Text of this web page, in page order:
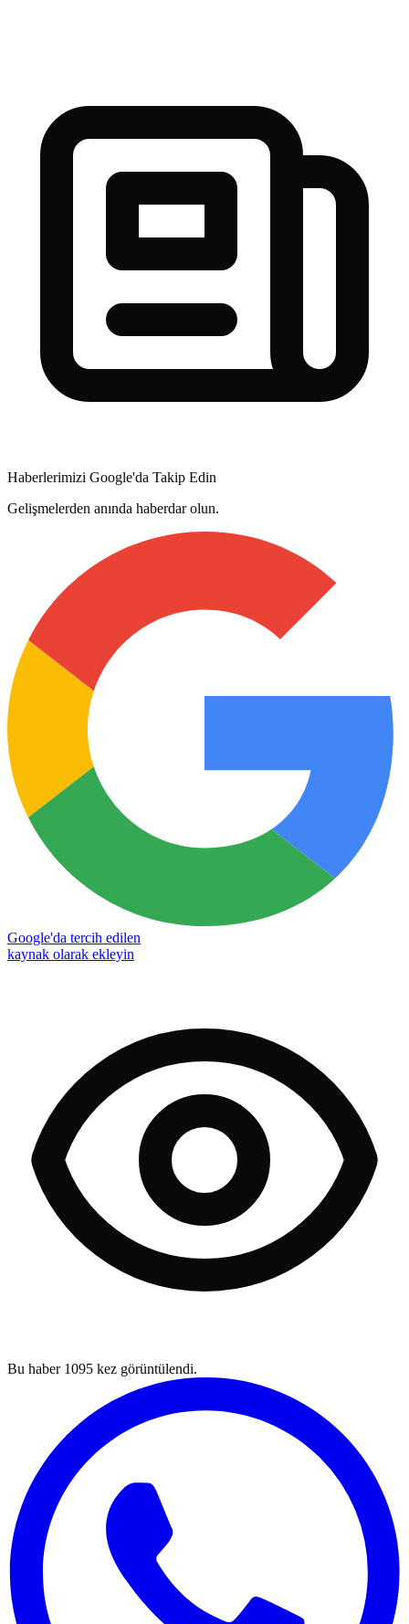
Haberlerimizi Google'da Takip Edin
Gelişmelerden anında haberdar olun.
Google'da tercih edilen
kaynak olarak ekleyin
Bu haber 1095 kez görüntülendi.